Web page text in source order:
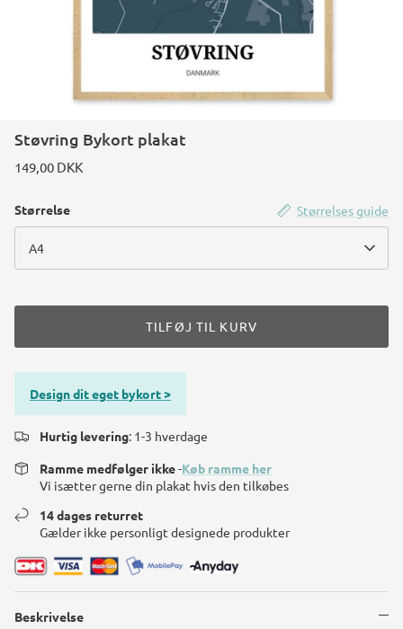
Konstruktions køretøj temafest
Støvring Bykort plakat
149,00 DKK
Størrelses guide
Størrelse
A4
TILFØJ TIL KURV
Design dit eget bykort >
Hurtig levering: 1-3 hverdage
Ramme medfølger ikke-Køb ramme her
Vi isætter gerne din plakat hvis den tilkøbes
14 dages returret
Gælder ikke personligt designede produkter
Beskrivelse